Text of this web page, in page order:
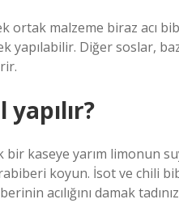
ortak malzeme biraz acı
yapılabilir. Diğer soslar,
yapılır?
kaseye yarım limonun
koyun. İsot ve
acılığını damak